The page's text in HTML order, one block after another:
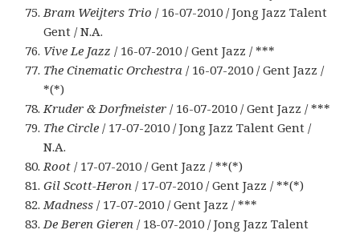
Bram Weijters Trio / 16-07-2010 / Jong Jazz Talent
Gent / N.A.
Vive Le Jazz / 16-07-2010 / Gent Jazz / ***
The Cinematic Orchestra / 16-07-2010 / Gent Jazz /
*(*)
Kruder & Dorfmeister / 16-07-2010 / Gent Jazz / ***
The Circle / 17-07-2010 / Jong Jazz Talent Gent /
N.A.
Root / 17-07-2010 / Gent Jazz / **(*)
Gil Scott-Heron / 17-07-2010 / Gent Jazz / **(*)
Madness / 17-07-2010 / Gent Jazz / ***
De Beren Gieren / 18-07-2010 / Jong Jazz Talent